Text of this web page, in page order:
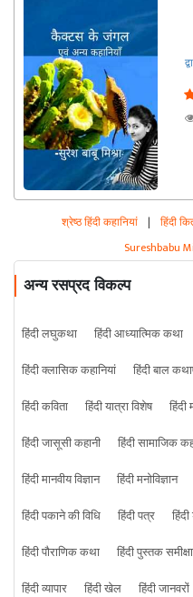
श्रेष्ठ हिंदी कहानियां | हिंदी
Sureshbabu
अन्य रसप्रद विकल्प
हिंदी लघुकथा हिंदी आध्यात्मिक कथा
हिंदी क्लासिक कहानियां
हिंदी बाल
हिंदी कविता
हिंदी यात्रा विशेष हिंदी
हिंदी जासूसी कहानी
हिंदी सामाजिक
हिंदी मानवीय विज्ञान
हिंदी मनोविज्ञान
हिंदी पकाने की विधि
हिंदी पत्र
हिंदी पौराणिक कथा
हिंदी पुस्तक
हिंदी व्यापार
हिंदी खेल हिंदी जानवरों